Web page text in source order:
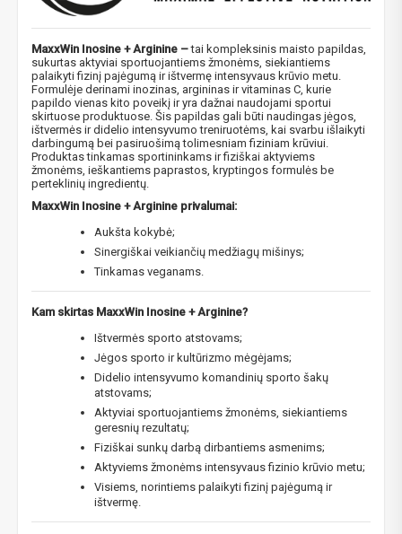
MaxxWin Inosine + Arginine –tai kompleksinis maisto papildas,
sukurtas aktyviai sportuojantiems žmonėms, siekiantiems
palaikyti fizinį pajėgumą ir ištvermę intensyvaus krūvio metu.
Formulėje derinami inozinas, argininas ir vitaminas C, kurie
papildo vienas kito poveikį ir yra dažnai naudojami sportui
skirtuose produktuose. Šis papildas gali būti naudingas jėgos,
ištvermės ir didelio intensyvumo treniruotėms, kai svarbu išlaikyti
darbingumą bei pasiruošimą tolimesniam fiziniam krūviui.
Produktas tinkamas sportininkams ir fiziškai aktyviems
žmonėms, ieškantiems paprastos, kryptingos formulės be
perteklinių ingredientų.
MaxxWin Inosine + Arginine privalumai:
Aukšta kokybė;
Sinergiškai veikiančių medžiagų mišinys;
Tinkamas veganams.
Kam skirtas MaxxWin Inosine + Arginine?
Ištvermės sporto atstovams;
Jėgos sporto ir kultūrizmo mėgėjams;
Didelio intensyvumo komandinių sporto šakų
atstovams;
Aktyviai sportuojantiems žmonėms, siekiantiems
geresnių rezultatų;
Fiziškai sunkų darbą dirbantiems asmenims;
Aktyviems žmonėms intensyvaus fizinio krūvio metu;
Visiems, norintiems palaikyti fizinį pajėgumą ir
ištvermę.